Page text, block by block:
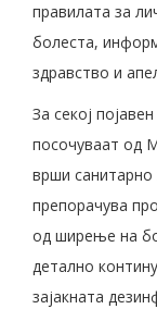
правилата за
болеста,
здравство и
За секој
посочуваат од
врши санитарно
препорачува
од ширење на
детално
зајакната